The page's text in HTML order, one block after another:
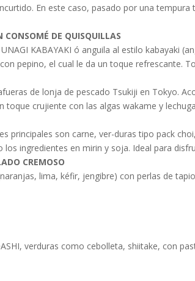
En este caso, pasado por una
CONSOMÉ DE QUISQUILLAS
KABAYAKI ó anguila al estilo kabayaki
pepino, el cual le da un toque refrescante.
de lonja de pescado Tsukiji en Tokyo.
toque crujiente con las algas wakame y
principales son carne, ver-duras tipo pack
ingredientes en mirin y soja. Ideal para
CREMOSO
lima, kéfir, jengibre) con perlas de
verduras como cebolleta, shiitake, con